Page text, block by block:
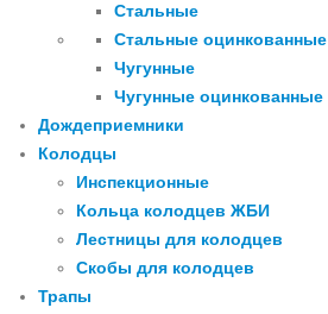
Стальные
Стальные оцинкованные
Чугунные
Чугунные оцинкованные
Дождеприемники
Колодцы
Инспекционные
Кольца колодцев ЖБИ
Лестницы для колодцев
Скобы для колодцев
Трапы